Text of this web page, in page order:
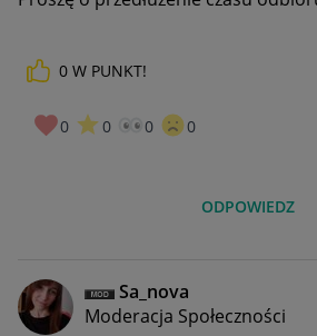
0 W PUNKT!
0 0 0 0
ODPOWIEDZ
Sa_nova
Moderacja Społeczności